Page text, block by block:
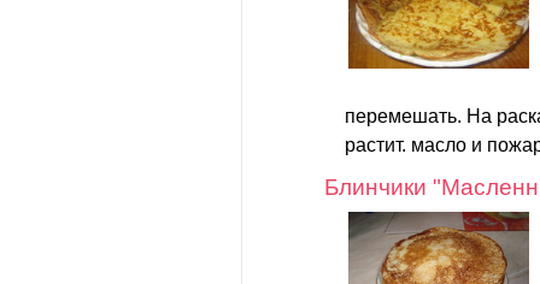
перемешать. На
растит. масло и
Блинчики